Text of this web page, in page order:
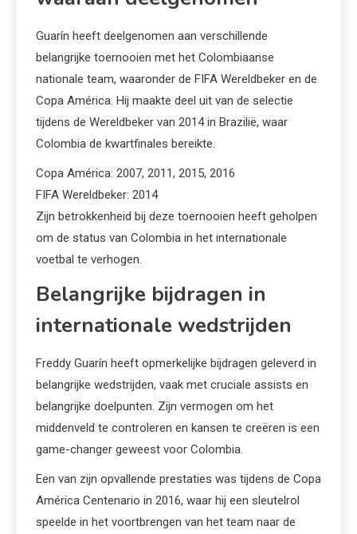
Guarín heeft deelgenomen aan verschillende
belangrijke toernooien met het Colombiaanse
nationale team, waaronder de FIFA Wereldbeker en de
Copa América. Hij maakte deel uit van de selectie
tijdens de Wereldbeker van 2014 in Brazilië, waar
Colombia de kwartfinales bereikte.
Copa América: 2007, 2011, 2015, 2016
FIFA Wereldbeker: 2014
Zijn betrokkenheid bij deze toernooien heeft geholpen
om de status van Colombia in het internationale
voetbal te verhogen.
Belangrijke bijdragen in
internationale wedstrijden
Freddy Guarín heeft opmerkelijke bijdragen geleverd in
belangrijke wedstrijden, vaak met cruciale assists en
belangrijke doelpunten. Zijn vermogen om het
middenveld te controleren en kansen te creëren is een
game-changer geweest voor Colombia.
Een van zijn opvallende prestaties was tijdens de Copa
América Centenario in 2016, waar hij een sleutelrol
speelde in het voortbrengen van het team naar de